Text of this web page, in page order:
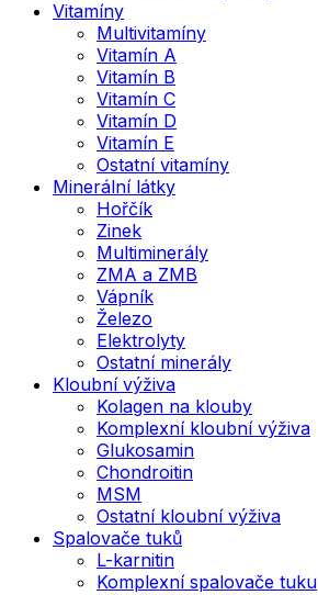
Vitamíny
Multivitamíny
Vitamín A
Vitamín B
Vitamín C
Vitamín D
Vitamín E
Ostatní vitamíny
Minerální látky
Hořčík
Zinek
Multiminerály
ZMA a ZMB
Vápník
Železo
Elektrolyty
Ostatní minerály
Kloubní výživa
Kolagen na klouby
Komplexní kloubní výživa
Glukosamin
Chondroitin
MSM
Ostatní kloubní výživa
Spalovače tuků
L-karnitin
Komplexní spalovače tuku